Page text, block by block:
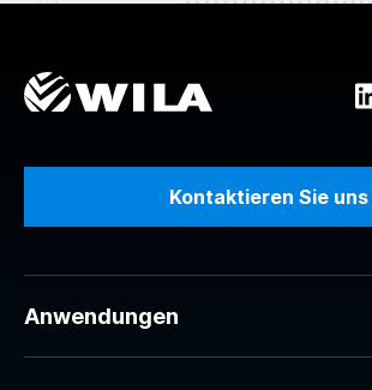
Kontaktieren Sie uns
Anwendungen